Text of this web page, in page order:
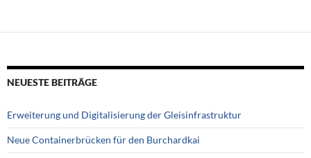
NEUESTE BEITRÄGE
Erweiterung und Digitalisierung der Gleisinfrastruktur
Neue Containerbrücken für den Burchardkai